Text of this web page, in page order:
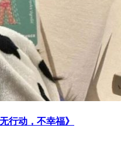
行动，不幸福》